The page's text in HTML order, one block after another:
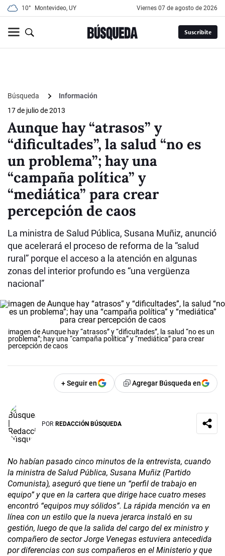
10° Montevideo, UY viernes 07 de agosto de 2026
Suscribite
Búsqueda
Información
17 de julio de 2013
Aunque hay “atrasos” y
“dificultades”, la salud “no es
un problema”; hay una
“campaña política” y
“mediática” para crear
percepción de caos
La ministra de Salud Pública, Susana Muñiz, anunció
que acelerará el proceso de reforma de la “salud
rural” porque el acceso a la atención en algunas
zonas del interior profundo es “una vergüenza
nacional”
imagen de Aunque hay “atrasos” y “dificultades”, la salud “no es un
problema”; hay una “campaña política” y “mediática” para crear
percepción de caos
+ Seguir en Agregar Búsqueda en
POR REDACCIÓN BÚSQUEDA
No habían pasado cinco minutos de la entrevista, cuando
la ministra de Salud Pública, Susana Muñiz (Partido
Comunista), aseguró que tiene un “perfil de trabajo en
equipo” y que en la cartera que dirige hace cuatro meses
encontró “equipos muy sólidos”. La rápida mención va en
línea con un estilo que la nueva jerarca instaló en su
gestión, luego de que la salida del cargo del ex ministro y
compañero de sector Jorge Venegas estuviera antecedida
por diferencias con sus compañeros en el Ministerio y que